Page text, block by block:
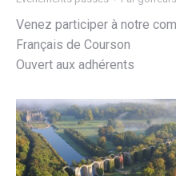
Venez participer à notre
Français de Courson
Ouvert aux adhérents